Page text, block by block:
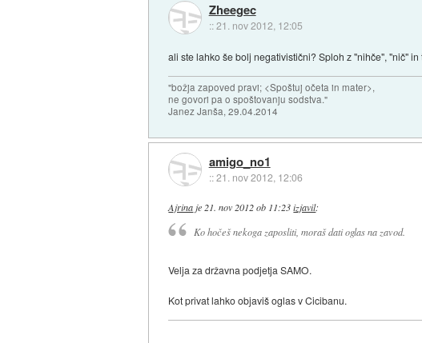
Zheegec
::21. nov 2012, 12:05
ali ste lahko še bolj negativistični? Sploh z "nihče", "nič"
"božja zapoved pravi; <Spoštuj očeta in mater>,
ne govori pa o spoštovanju sodstva."
Janez Janša, 29.04.2014
amigo_no1
::21. nov 2012, 12:06
Ajrinaje21. nov 2012 ob 11:23 izjavil:
Ko hočeš nekoga zaposliti, moraš dati oglas na zavod.
Velja za državna podjetja SAMO.
Kot privat lahko objaviš oglas v Cicibanu.